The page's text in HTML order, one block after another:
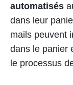
automatisés
dans leur
mails peuvent
dans le panier
le processus